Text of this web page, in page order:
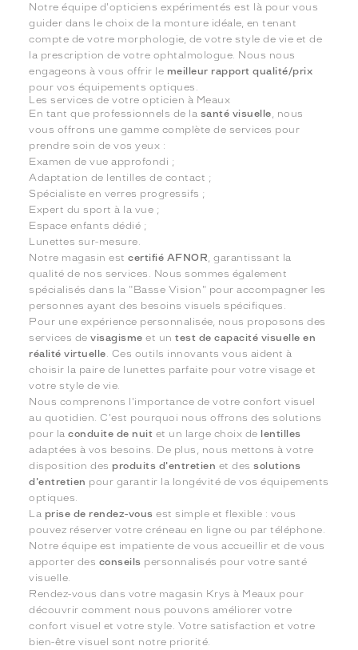
Notre équipe d'opticiens expérimentés est là pour vous
guider dans le choix de la monture idéale, en tenant
compte de votre morphologie, de votre style de vie et de
la prescription de votre ophtalmologue. Nous nous
engageons à vous offrir le meilleur rapport qualité/prix
pour vos équipements optiques.
Les services de votre opticien à Meaux
En tant que professionnels de la santé visuelle , nous
vous offrons une gamme complète de services pour
prendre soin de vos yeux :
Examen de vue approfondi ;
Adaptation de lentilles de contact ;
Spécialiste en verres progressifs ;
Expert du sport à la vue ;
Espace enfants dédié ;
Lunettes sur-mesure.
Notre magasin estcertifié AFNOR , garantissant la
qualité de nos services. Nous sommes également
spécialisés dans la "Basse Vision" pour accompagner les
personnes ayant des besoins visuels spécifiques.
Pour une expérience personnalisée, nous proposons des
services devisagisme et untest de capacité visuelle en
réalité virtuelle . Ces outils innovants vous aident à
choisir la paire de lunettes parfaite pour votre visage et
votre style de vie.
Nous comprenons l'importance de votre confort visuel
au quotidien. C'est pourquoi nous offrons des solutions
pour laconduite de nuit et un large choix de lentilles
adaptées à vos besoins. De plus, nous mettons à votre
disposition des produits d'entretien et dessolutions
d'entretien pour garantir la longévité de vos équipements
optiques.
La prise de rendez-vous est simple et flexible : vous
pouvez réserver votre créneau en ligne ou par téléphone.
Notre équipe est impatiente de vous accueillir et de vous
apporter des conseils personnalisés pour votre santé
visuelle.
Rendez-vous dans votre magasin Krys à Meaux pour
découvrir comment nous pouvons améliorer votre
confort visuel et votre style. Votre satisfaction et votre
bien-être visuel sont notre priorité.